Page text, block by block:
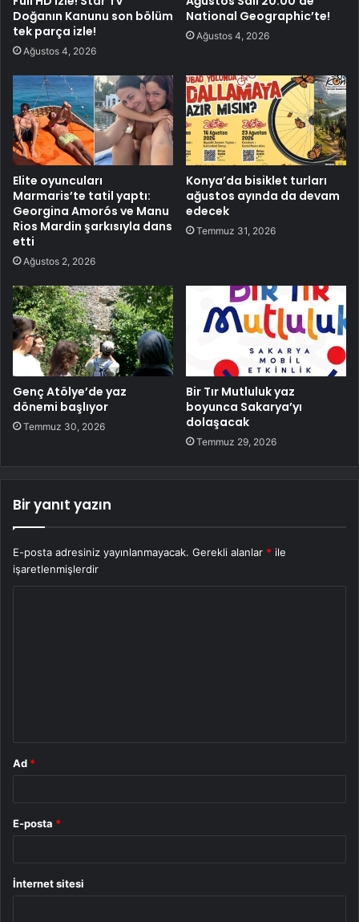
Doğanın Kanunu son bölüm
tek parça izle!
Ağustos 4, 2026
National Geographic’te!
Ağustos 4, 2026
Elite oyuncuları
Marmaris’te tatil yaptı:
Georgina Amorós ve Manu
Rios Mardin şarkısıyla dans
etti
Ağustos 2, 2026
Konya’da bisiklet turları
ağustos ayında da devam
edecek
Temmuz 31, 2026
Genç Atölye’de yaz
dönemi başlıyor
Temmuz 30, 2026
Bir Tır Mutluluk yaz
boyunca Sakarya’yı
dolaşacak
Temmuz 29, 2026
Bir yanıt yazın
E-posta adresiniz yayınlanmayacak. Gerekli alanlar * ile
işaretlenmişlerdir
Ad *
E-posta *
İnternet sitesi